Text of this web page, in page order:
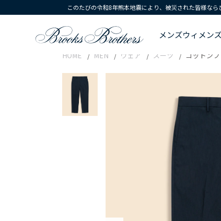
このたびの令和8年熊本地震により、被災された皆様な
メンズウィメン
HOME MEN ウェア スーツ コットン